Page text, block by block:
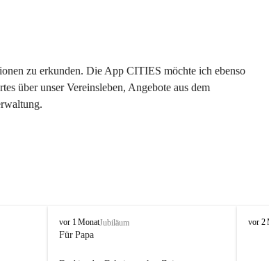
zu erkunden. Die App CITIES möchte ich ebenso
über unser Vereinsleben, Angebote aus dem
O
s
vor 1 MonatJubiläum
Für Papa
O
vor 2